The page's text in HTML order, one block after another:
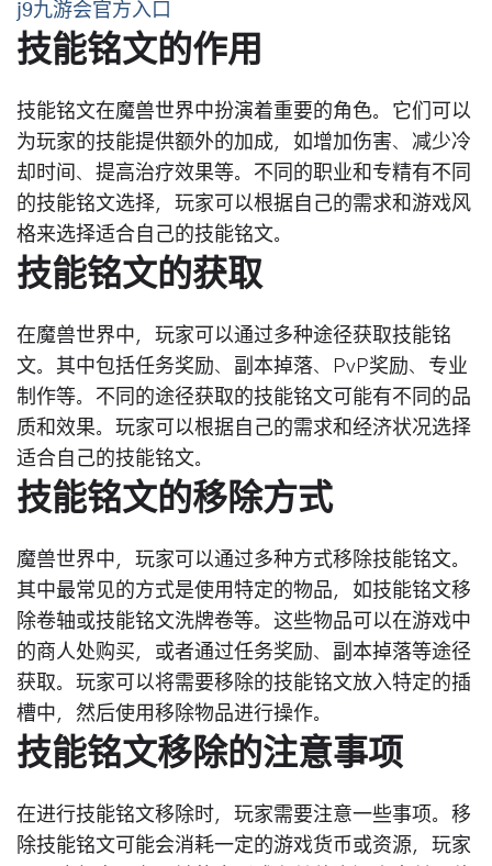
j9九游会官方入口
技能铭文的作用
技能铭文在魔兽世界中扮演着重要的角色。它们可以
为玩家的技能提供额外的加成，如增加伤害、减少冷
却时间、提高治疗效果等。不同的职业和专精有不同
的技能铭文选择，玩家可以根据自己的需求和游戏风
格来选择适合自己的技能铭文。
技能铭文的获取
在魔兽世界中，玩家可以通过多种途径获取技能铭
文。其中包括任务奖励、副本掉落、PvP奖励、专业
制作等。不同的途径获取的技能铭文可能有不同的品
质和效果。玩家可以根据自己的需求和经济状况选择
适合自己的技能铭文。
技能铭文的移除方式
魔兽世界中，玩家可以通过多种方式移除技能铭文。
其中最常见的方式是使用特定的物品，如技能铭文移
除卷轴或技能铭文洗牌卷等。这些物品可以在游戏中
的商人处购买，或者通过任务奖励、副本掉落等途径
获取。玩家可以将需要移除的技能铭文放入特定的插
槽中，然后使用移除物品进行操作。
技能铭文移除的注意事项
在进行技能铭文移除时，玩家需要注意一些事项。移
除技能铭文可能会消耗一定的游戏货币或资源，玩家